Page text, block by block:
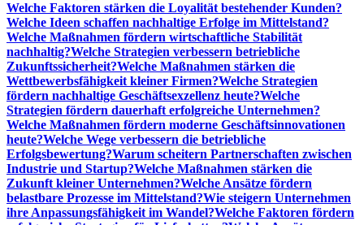
Welche Faktoren stärken die Loyalität bestehender Kunden?
Welche Ideen schaffen nachhaltige Erfolge im Mittelstand?
Welche Maßnahmen fördern wirtschaftliche Stabilität
nachhaltig?Welche Strategien verbessern betriebliche
Zukunftssicherheit?Welche Maßnahmen stärken die
Wettbewerbsfähigkeit kleiner Firmen?Welche Strategien
fördern nachhaltige Geschäftsexzellenz heute?Welche
Strategien fördern dauerhaft erfolgreiche Unternehmen?
Welche Maßnahmen fördern moderne Geschäftsinnovationen
heute?Welche Wege verbessern die betriebliche
Erfolgsbewertung?Warum scheitern Partnerschaften zwischen
Industrie und Startup?Welche Maßnahmen stärken die
Zukunft kleiner Unternehmen?Welche Ansätze fördern
belastbare Prozesse im Mittelstand?Wie steigern Unternehmen
ihre Anpassungsfähigkeit im Wandel?Welche Faktoren fördern